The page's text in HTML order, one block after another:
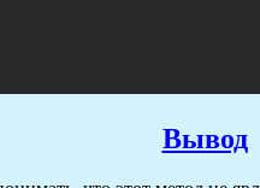
Вывод